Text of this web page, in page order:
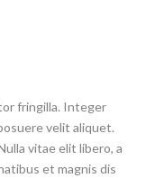
fringilla. Integer
velit aliquet.
vitae elit libero, a
et magnis dis